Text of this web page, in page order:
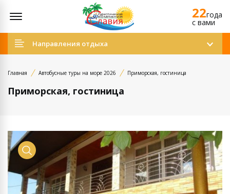
22года
c вами
Направления отдыха
Главная Автобусные туры на море 2026 Приморская, гостиница
Приморская, гостиница
Просмотр